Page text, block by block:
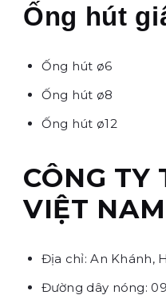
Ống hút
Ống hút ø6
Ống hút ø8
Ống hút ø12
CÔNG TY
VIỆT NAM
Địa chỉ: An Khánh,
Đường dây nóng: